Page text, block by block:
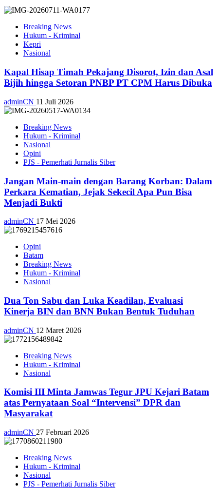
Breaking News
Hukum - Kriminal
Kepri
Nasional
Kapal Hisap Timah Pekajang Disorot, Izin dan Asal
Bijih hingga Setoran PNBP PT CPM Harus Dibuka
adminCN 11 Juli 2026
Breaking News
Hukum - Kriminal
Nasional
Opini
PJS - Pemerhati Jurnalis Siber
Jangan Main-main dengan Barang Korban: Dalam
Perkara Kematian, Jejak Sekecil Apa Pun Bisa
Menjadi Bukti
adminCN 17 Mei 2026
Opini
Batam
Breaking News
Hukum - Kriminal
Nasional
Dua Ton Sabu dan Luka Keadilan, Evaluasi
Kinerja BIN dan BNN Bukan Bentuk Tuduhan
adminCN 12 Maret 2026
Breaking News
Hukum - Kriminal
Nasional
Komisi III Minta Jamwas Tegur JPU Kejari Batam
atas Pernyataan Soal “Intervensi” DPR dan
Masyarakat
adminCN 27 Februari 2026
Breaking News
Hukum - Kriminal
Nasional
PJS - Pemerhati Jurnalis Siber